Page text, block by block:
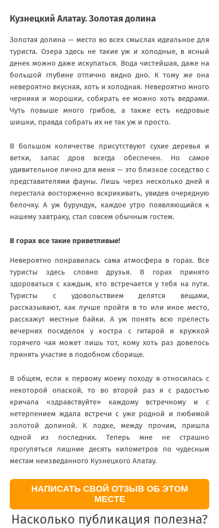
Кузнецкий Алатау. Золотая долина
Золотая долина — место во всех смыслах идеальное для
туриста. Озера здесь не такие уж и холодные, в ясный
денек можно даже искупаться. Вода чистейшая, даже на
большой глубине отлично видно дно. К тому же она
невероятно вкусная, хоть и холодная. Невероятно много
черники и морошки, собирать ее можно хоть ведрами.
Чуть повыше много грибов, а также есть кедровые
шишки, правда собрать их не так уж и просто.
В большом количестве присутствуют сухие деревья и
ветки, запас дров всегда обеспечен. Но самое
удивительное лично для меня — это близкое соседство с
представителями фауны. Лишь через несколько дней я
перестала восторженно вскрикивать, увидев очередную
белочку. А уж бурундук, каждое утро появляющийся к
нашему завтраку, стал совсем обычным гостем.
В горах все такие приветливые!
Невероятно понравилась сама атмосфера в горах. Все
туристы здесь словно друзья. В горах принято
здороваться с каждым, кто встречается у тебя на пути.
Туристы с удовольствием делятся вещами,
рассказывают, как лучше пройти в то или иное место,
расскажут местные байки. А уж понять всю прелесть
вечерних посиделок у костра с гитарой и кружкой
горячего чая может лишь тот, кому хоть раз довелось
принять участие в подобном сборище.
В общем, если к первому моему походу я относилась с
некоторой опаской, то во второй раз я с радостью
кричала «здравствуйте» каждому встречному и с
нетерпением ждала встречи с уже родной и любимой
золотой долиной. К лодке, между прочим, пришла
одной из последних. Теперь мне не страшно
прогуляться лишние десять километров по чудесным
местам неизведанного Кузнецкого Алатау.
НАПИСАТЬ СВОЙ ОТЗЫВ ОБ ЭТОМ
МЕСТЕ
Насколько публикация полезна?